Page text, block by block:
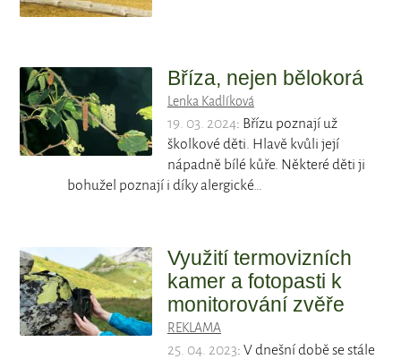
Bříza, nejen bělokorá
Lenka Kadlíková
19. 03. 2024: Břízu poznají už
školkové děti. Hlavě kvůli její
nápadně bílé kůře. Některé děti ji
bohužel poznají i díky alergické…
Využití termovizních
kamer a fotopasti k
monitorování zvěře
REKLAMA
25. 04. 2023: V dnešní době se stále